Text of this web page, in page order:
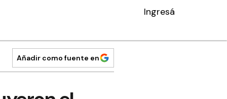
Ingresá
Añadir como fuente en